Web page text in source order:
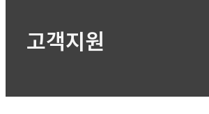
고객지원